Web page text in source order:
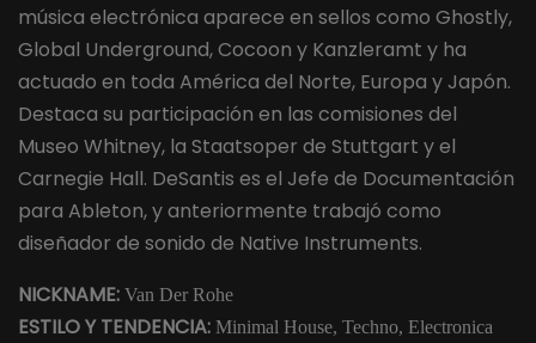
música electrónica aparece en sellos como Ghostly,
Global Underground, Cocoon y Kanzleramt y ha
actuado en toda América del Norte, Europa y Japón.
Destaca su participación en las comisiones del
Museo Whitney, la Staatsoper de Stuttgart y el
Carnegie Hall. DeSantis es el Jefe de Documentación
para Ableton, y anteriormente trabajó como
diseñador de sonido de Native Instruments.
NICKNAME: Van Der Rohe
ESTILO Y TENDENCIA: Minimal House, Techno, Electronica